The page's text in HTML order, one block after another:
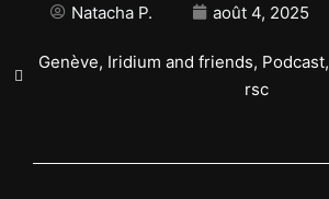
Natacha P. août 4, 2025
Genève, Iridium and friends, Podcast,
rsc